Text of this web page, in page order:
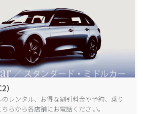
）
レンタル、お得な割引料金や予約、乗り
らから各店舗にお電話ください。